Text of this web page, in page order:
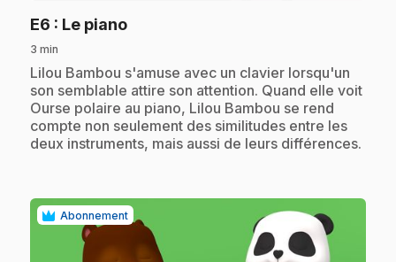
E6 : Le piano.
3 min
.Lilou Bambou s'amuse avec un clavier lorsqu'un
son semblable attire son attention. Quand elle voit
Ourse polaire au piano, Lilou Bambou se rend
compte non seulement des similitudes entre les
deux instruments, mais aussi de leurs différences.
Abonnement